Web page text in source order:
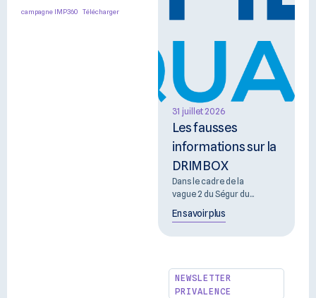
campagne IMP360 Télécharger
31 juillet 2026
Les fausses
informations sur la
DRIMBOX
Dans le cadre de la
vague 2 du Ségur du...
En savoir plus
NEWSLETTER
PRIVALENCE